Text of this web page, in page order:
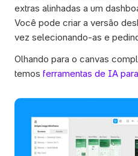
extras alinhadas a um
Você pode criar a versão
vez selecionando-as e
Olhando para o canvas
temos ferramentas de IA